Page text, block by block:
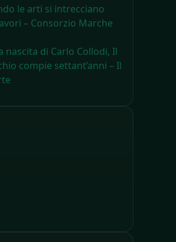
le arti si intrecciano
– Consorzio Marche
nascita di Carlo Collodi, Il
compie settant’anni – Il